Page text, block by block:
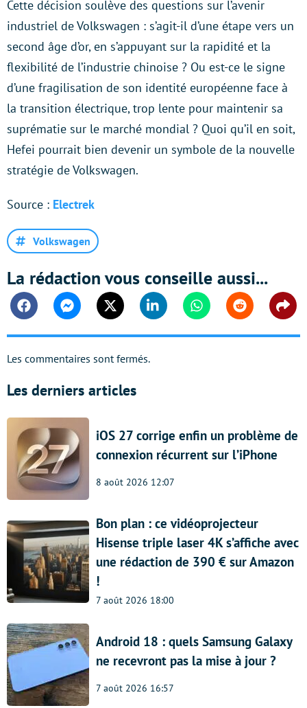
Cette décision soulève des questions sur l’avenir
industriel de Volkswagen : s’agit-il d’une étape vers un
second âge d’or, en s’appuyant sur la rapidité et la
flexibilité de l’industrie chinoise ? Ou est-ce le signe
d’une fragilisation de son identité européenne face à
la transition électrique, trop lente pour maintenir sa
suprématie sur le marché mondial ? Quoi qu’il en soit,
Hefei pourrait bien devenir un symbole de la nouvelle
stratégie de Volkswagen.
Source : Electrek
Volkswagen
La rédaction vous conseille aussi...
FacebookMessengerTwitter Linkedin WhatsappReddit
Les commentaires sont fermés.
Les derniers articles
iOS 27 corrige enfin un problème de
connexion récurrent sur l’iPhone
8 août 2026 12:07
Bon plan : ce vidéoprojecteur
Hisense triple laser 4K s’affiche avec
une rédaction de 390 € sur Amazon
!
7 août 2026 18:00
Android 18 : quels Samsung Galaxy
ne recevront pas la mise à jour ?
7 août 2026 16:57